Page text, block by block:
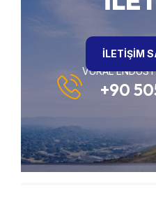
İLETİŞİM
VURAL
+90